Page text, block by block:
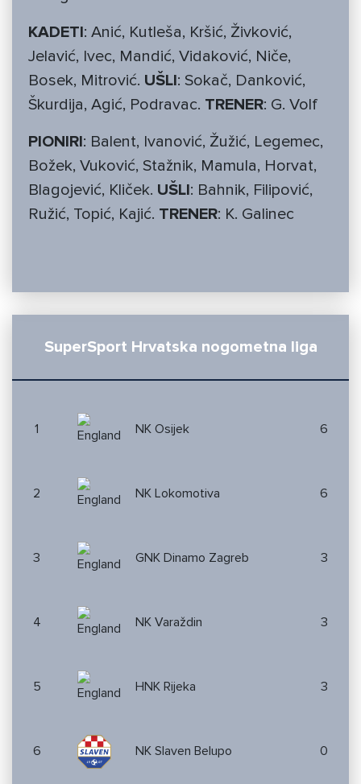
KADETI: Anić, Kutleša, Kršić, Živković,
Jelavić, Ivec, Mandić, Vidaković, Niče,
Bosek, Mitrović. UŠLI: Sokač, Danković,
Škurdija, Agić, Podravac. TRENER: G. Volf
PIONIRI: Balent, Ivanović, Žužić, Legemec,
Božek, Vuković, Stažnik, Mamula, Horvat,
Blagojević, Kliček. UŠLI: Bahnik, Filipović,
Ružić, Topić, Kajić. TRENER: K. Galinec
SuperSport Hrvatska nogometna liga
1 NK Osijek 6
2 NK Lokomotiva 6
3 GNK Dinamo Zagreb 3
4 NK Varaždin 3
5 HNK Rijeka 3
6 NK Slaven Belupo 0